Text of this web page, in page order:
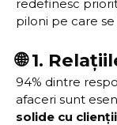
redefinesc
piloni pe care
🌐 1.
94% dintre
afaceri sunt
solide cu